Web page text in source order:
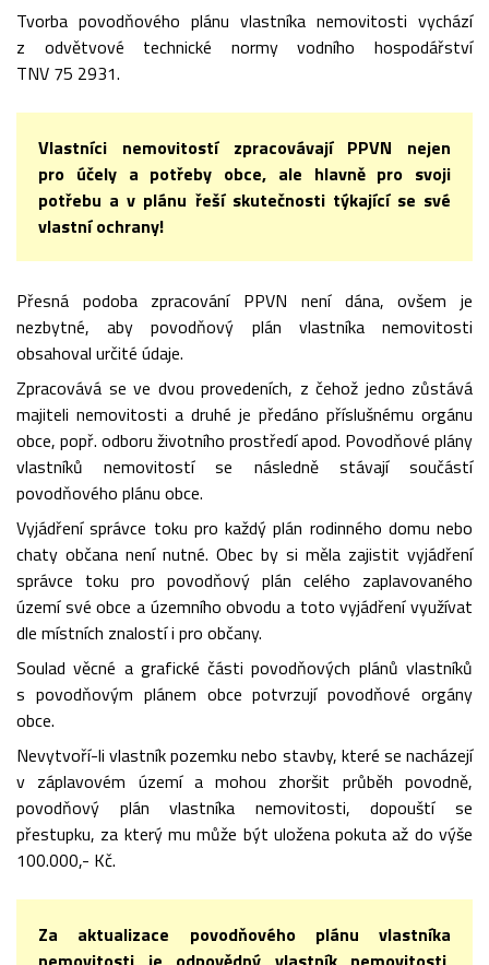
Tvorba povodňového plánu vlastníka nemovitosti vychází
z odvětvové technické normy vodního hospodářství
TNV 75 2931.
Vlastníci nemovitostí zpracovávají PPVN nejen
pro účely a potřeby obce, ale hlavně pro svoji
potřebu a v plánu řeší skutečnosti týkající se své
vlastní ochrany!
Přesná podoba zpracování PPVN není dána, ovšem je
nezbytné, aby povodňový plán vlastníka nemovitosti
obsahoval určité údaje.
Zpracovává se ve dvou provedeních, z čehož jedno zůstává
majiteli nemovitosti a druhé je předáno příslušnému orgánu
obce, popř. odboru životního prostředí apod. Povodňové plány
vlastníků nemovitostí se následně stávají součástí
povodňového plánu obce.
Vyjádření správce toku pro každý plán rodinného domu nebo
chaty občana není nutné. Obec by si měla zajistit vyjádření
správce toku pro povodňový plán celého zaplavovaného
území své obce a územního obvodu a toto vyjádření využívat
dle místních znalostí i pro občany.
Soulad věcné a grafické části povodňových plánů vlastníků
s povodňovým plánem obce potvrzují povodňové orgány
obce.
Nevytvoří-li vlastník pozemku nebo stavby, které se nacházejí
v záplavovém území a mohou zhoršit průběh povodně,
povodňový plán vlastníka nemovitosti, dopouští se
přestupku, za který mu může být uložena pokuta až do výše
100.000,- Kč.
Za aktualizace povodňového plánu vlastníka